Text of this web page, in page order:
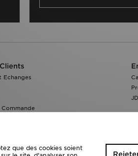
Echanges
Commande
que des cookies soient